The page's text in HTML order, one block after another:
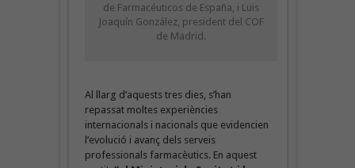
de Farmacéuticos de España, i Luis
Joaquín González, president del COF
de Madrid.
Al llarg d’aquests tres dies, s’han
repassat moltes experiències
internacionals i nacionals que evidencien
l’evolució i avanç dels serveis
professionals farmacèutics. En aquest